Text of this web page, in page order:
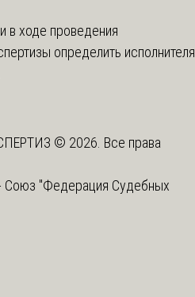
в ходе проведения
определить исполнителя
© 2026. Все права
Союз "Федерация Судебных